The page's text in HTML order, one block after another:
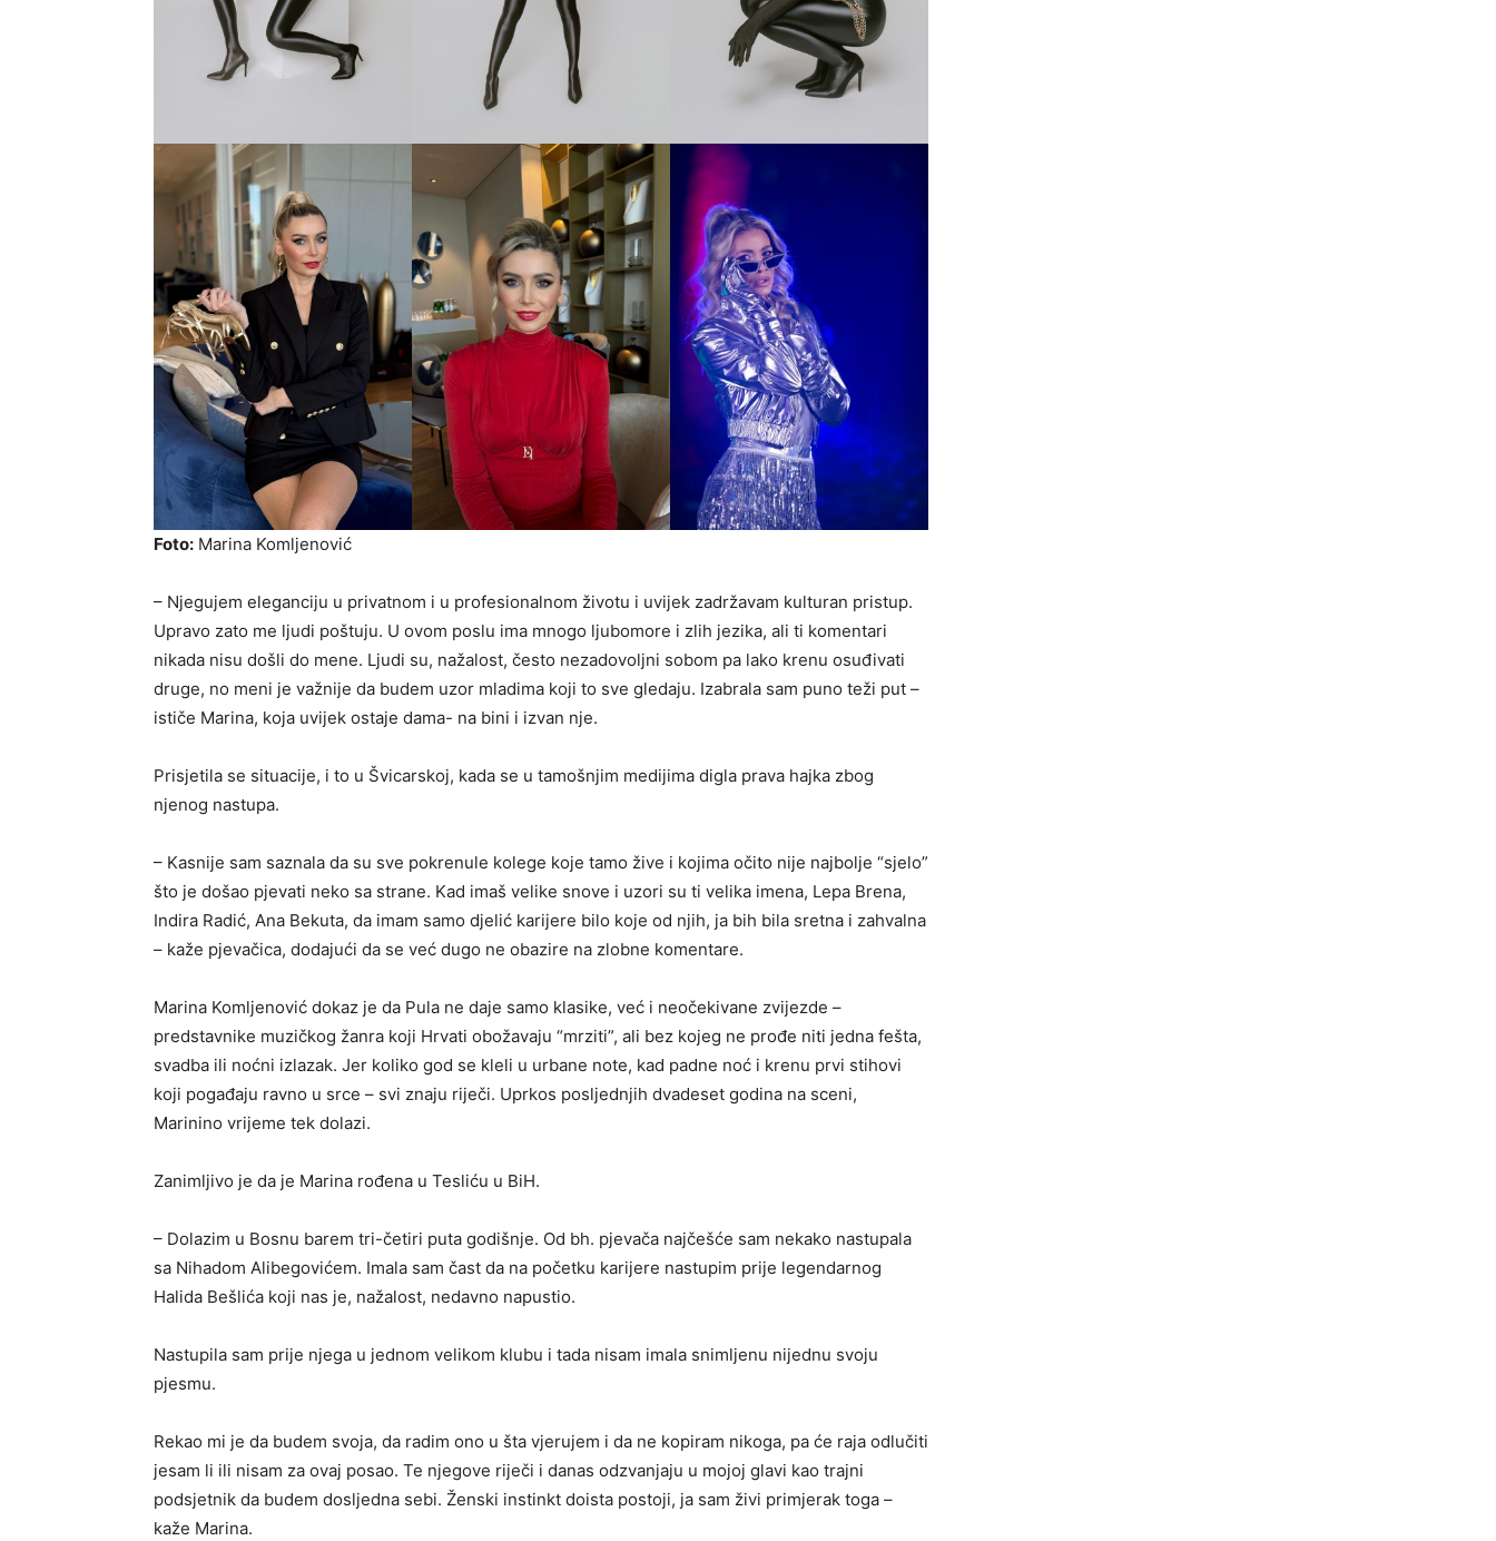
Foto: Marina Komljenović
– Njegujem eleganciju u privatnom i u profesionalnom životu i uvijek zadržavam kulturan pristup.
Upravo zato me ljudi poštuju. U ovom poslu ima mnogo ljubomore i zlih jezika, ali ti komentari
nikada nisu došli do mene. Ljudi su, nažalost, često nezadovoljni sobom pa lako krenu osuđivati
druge, no meni je važnije da budem uzor mladima koji to sve gledaju. Izabrala sam puno teži put –
ističe Marina, koja uvijek ostaje dama- na bini i izvan nje.
Prisjetila se situacije, i to u Švicarskoj, kada se u tamošnjim medijima digla prava hajka zbog
njenog nastupa.
– Kasnije sam saznala da su sve pokrenule kolege koje tamo žive i kojima očito nije najbolje “sjelo”
što je došao pjevati neko sa strane. Kad imaš velike snove i uzori su ti velika imena, Lepa Brena,
Indira Radić, Ana Bekuta, da imam samo djelić karijere bilo koje od njih, ja bih bila sretna i zahvalna
– kaže pjevačica, dodajući da se već dugo ne obazire na zlobne komentare.
Marina Komljenović dokaz je da Pula ne daje samo klasike, već i neočekivane zvijezde –
predstavnike muzičkog žanra koji Hrvati obožavaju “mrziti”, ali bez kojeg ne prođe niti jedna fešta,
svadba ili noćni izlazak. Jer koliko god se kleli u urbane note, kad padne noć i krenu prvi stihovi
koji pogađaju ravno u srce – svi znaju riječi. Uprkos posljednjih dvadeset godina na sceni,
Marinino vrijeme tek dolazi.
Zanimljivo je da je Marina rođena u Tesliću u BiH.
– Dolazim u Bosnu barem tri-četiri puta godišnje. Od bh. pjevača najčešće sam nekako nastupala
sa Nihadom Alibegovićem. Imala sam čast da na početku karijere nastupim prije legendarnog
Halida Bešlića koji nas je, nažalost, nedavno napustio.
Nastupila sam prije njega u jednom velikom klubu i tada nisam imala snimljenu nijednu svoju
pjesmu.
Rekao mi je da budem svoja, da radim ono u šta vjerujem i da ne kopiram nikoga, pa će raja odlučiti
jesam li ili nisam za ovaj posao. Te njegove riječi i danas odzvanjaju u mojoj glavi kao trajni
podsjetnik da budem dosljedna sebi. Ženski instinkt doista postoji, ja sam živi primjerak toga –
kaže Marina.